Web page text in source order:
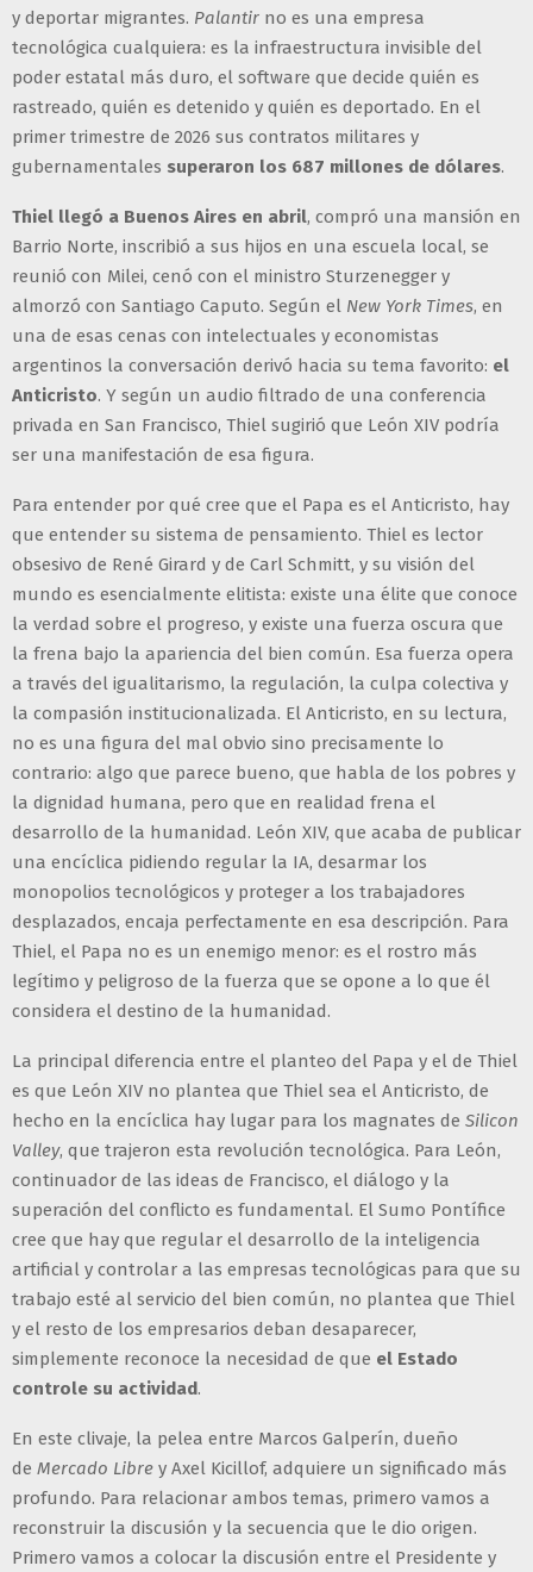
y deportar migrantes. Palantir no es una empresa
tecnológica cualquiera: es la infraestructura invisible del
poder estatal más duro, el software que decide quién es
rastreado, quién es detenido y quién es deportado. En el
primer trimestre de 2026 sus contratos militares y
gubernamentales superaron los 687 millones de dólares.
Thiel llegó a Buenos Aires en abril, compró una mansión en
Barrio Norte, inscribió a sus hijos en una escuela local, se
reunió con Milei, cenó con el ministro Sturzenegger y
almorzó con Santiago Caputo. Según el New York Times, en
una de esas cenas con intelectuales y economistas
argentinos la conversación derivó hacia su tema favorito: el
Anticristo. Y según un audio filtrado de una conferencia
privada en San Francisco, Thiel sugirió que León XIV podría
ser una manifestación de esa figura.
Para entender por qué cree que el Papa es el Anticristo, hay
que entender su sistema de pensamiento. Thiel es lector
obsesivo de René Girard y de Carl Schmitt, y su visión del
mundo es esencialmente elitista: existe una élite que conoce
la verdad sobre el progreso, y existe una fuerza oscura que
la frena bajo la apariencia del bien común. Esa fuerza opera
a través del igualitarismo, la regulación, la culpa colectiva y
la compasión institucionalizada. El Anticristo, en su lectura,
no es una figura del mal obvio sino precisamente lo
contrario: algo que parece bueno, que habla de los pobres y
la dignidad humana, pero que en realidad frena el
desarrollo de la humanidad. León XIV, que acaba de publicar
una encíclica pidiendo regular la IA, desarmar los
monopolios tecnológicos y proteger a los trabajadores
desplazados, encaja perfectamente en esa descripción. Para
Thiel, el Papa no es un enemigo menor: es el rostro más
legítimo y peligroso de la fuerza que se opone a lo que él
considera el destino de la humanidad.
La principal diferencia entre el planteo del Papa y el de Thiel
es que León XIV no plantea que Thiel sea el Anticristo, de
hecho en la encíclica hay lugar para los magnates de Silicon
Valley, que trajeron esta revolución tecnológica. Para León,
continuador de las ideas de Francisco, el diálogo y la
superación del conflicto es fundamental. El Sumo Pontífice
cree que hay que regular el desarrollo de la inteligencia
artificial y controlar a las empresas tecnológicas para que su
trabajo esté al servicio del bien común, no plantea que Thiel
y el resto de los empresarios deban desaparecer,
simplemente reconoce la necesidad de que el Estado
controle su actividad.
En este clivaje, la pelea entre Marcos Galperín, dueño
de Mercado Libre y Axel Kicillof, adquiere un significado más
profundo. Para relacionar ambos temas, primero vamos a
reconstruir la discusión y la secuencia que le dio origen.
Primero vamos a colocar la discusión entre el Presidente y